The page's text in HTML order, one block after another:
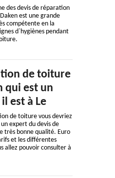
des devis de réparation
est une grande
compétente en la
d`hygiènes pendant
de toiture
qui est un
est à Le
de toiture vous devriez
expert du devis de
très bonne qualité. Euro
et les différentes
allez pouvoir consulter à